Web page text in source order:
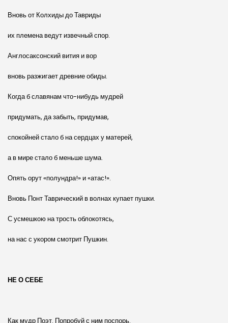
Вновь от Колхиды до Тавриды
их племена ведут извечный спор.
Англосаксонский вития и вор
вновь разжигает древние обиды.
Когда б славянам что-нибудь мудрей
придумать, да забыть, придумав,
спокойней стало б на сердцах у матерей,
а в мире стало б меньше шума.
Опять орут «полундра!» и «атас!».
Вновь Понт Таврический в волнах купает пушки.
С усмешкою на трость облокотясь,
на нас с укором смотрит Пушкин.
НЕ О СЕБЕ
Как мудр Поэт. Попробуй с ним поспорь.